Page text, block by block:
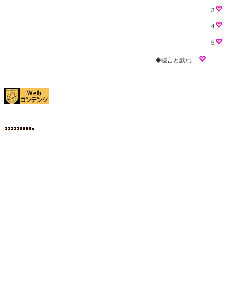
３
４
５
◆寝言と戯れ